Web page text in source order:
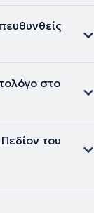
στο
του